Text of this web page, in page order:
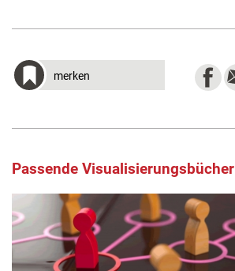
merken
Passende Visualisierungsbücher